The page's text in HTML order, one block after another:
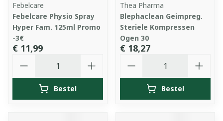
Febelcare
Febelcare Physio Spray
Hyper Fam. 125ml Promo
-3€
€ 11,99
Bestel
Thea Pharma
Blephaclean Geimpreg.
Steriele Kompressen
Ogen 30
€ 18,27
Bestel